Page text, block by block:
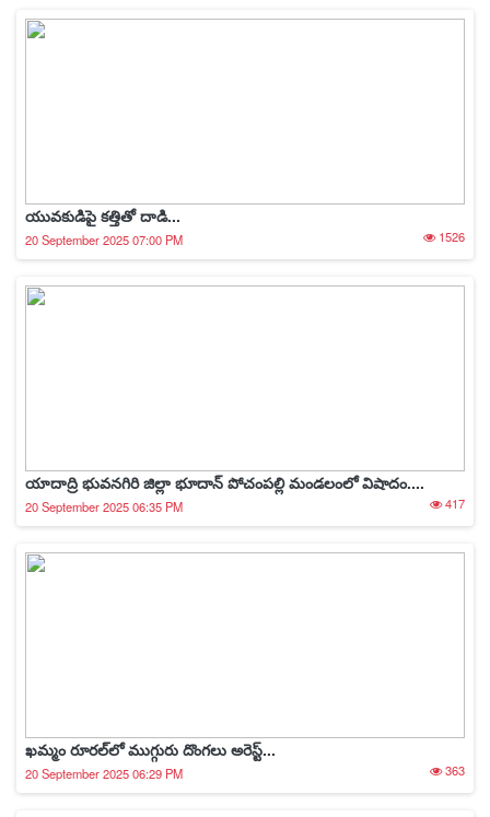
యువకుడిపై కత్తితో దాడి...
20 September 2025 07:00 PM 1526
యాదాద్రి భువనగిరి జిల్లా భూదాన్ పోచంపల్లి మండలంలో విషాదం....
20 September 2025 06:35 PM 417
ఖమ్మం రూరల్‌లో ముగ్గురు దొంగలు అరెస్ట్...
20 September 2025 06:29 PM 363